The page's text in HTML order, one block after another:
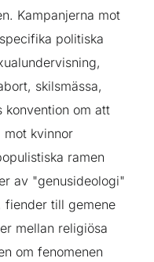
Kampanjerna mot
politiska
skilsmässa,
konvention om att
kvinnor
ramen
av "genusideologi"
fiender till gemene
mellan religiösa
om fenomenen